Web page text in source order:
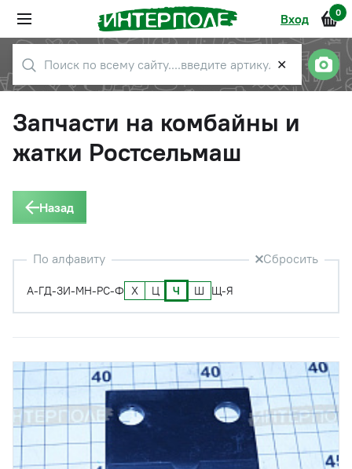
Вход 0
✕
Запчасти на комбайны и
жатки Ростсельмаш
Назад
По алфавиту Сбросить
А-ГД-ЗИ-МН-РС-Ф Х Ц Ч Ш Щ-Я